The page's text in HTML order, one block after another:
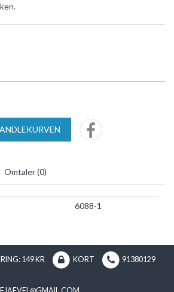
Omtaler (0)
6088-1
149 KR KORT 91380129